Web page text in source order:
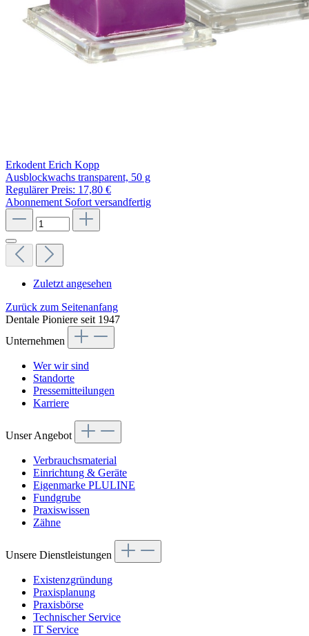
Erkodent Erich Kopp
Ausblockwachs transparent, 50 g
Regulärer Preis: 17,80 €
Abonnement Sofort versandfertig
Zuletzt angesehen
Zurück zum Seitenanfang
Dentale Pioniere seit 1947
Unternehmen
Wer wir sind
Standorte
Pressemitteilungen
Karriere
Unser Angebot
Verbrauchsmaterial
Einrichtung & Geräte
Eigenmarke PLULINE
Fundgrube
Praxiswissen
Zähne
Unsere Dienstleistungen
Existenzgründung
Praxisplanung
Praxisbörse
Technischer Service
IT Service